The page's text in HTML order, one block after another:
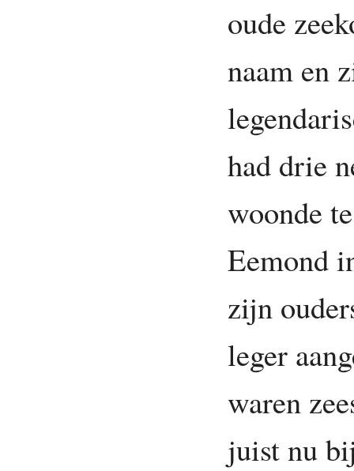
oude
naam en
had drie
woonde
Eemond
zijn
leger
waren
juist nu